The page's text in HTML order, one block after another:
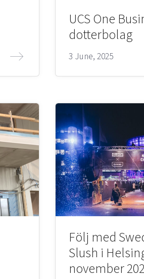
UCS One
dotterbolag
3 June, 2025
Följ med
Slush i
november